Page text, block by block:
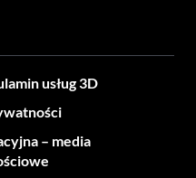
usług 3D
– media